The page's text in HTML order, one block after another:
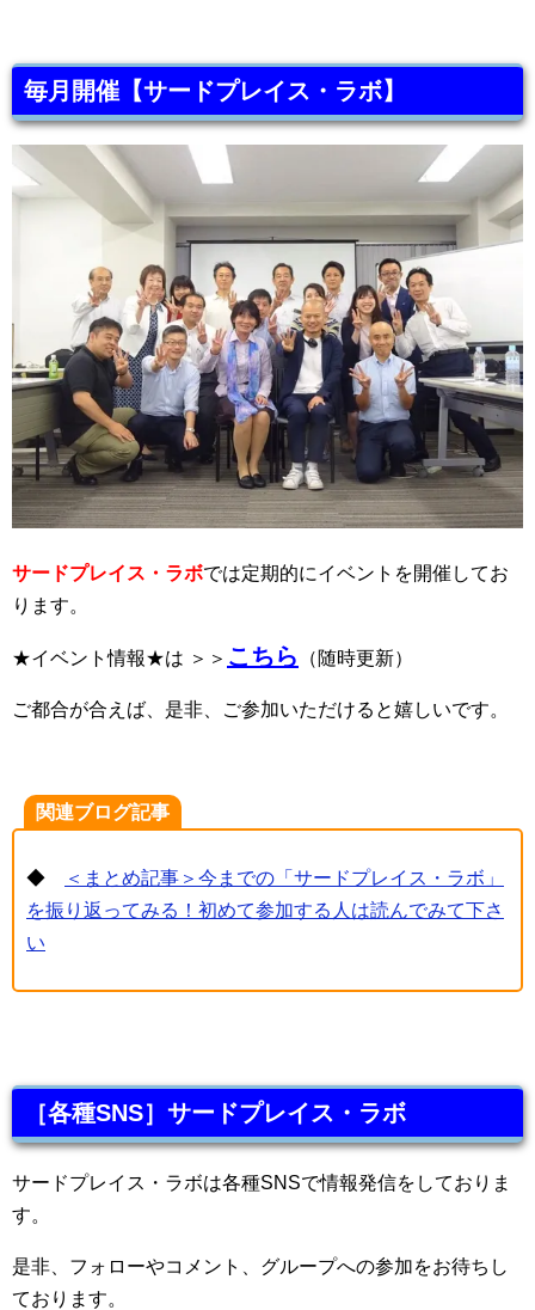
毎月開催【サードプレイス・ラボ】
サードプレイス・ラボでは定期的にイベントを開催してお
ります。
★イベント情報★は ＞＞ こちら （随時更新）
ご都合が合えば、是非、ご参加いただけると嬉しいです。
関連ブログ記事
◆
＜まとめ記事＞今までの「サードプレイス・ラボ」
を振り返ってみる！初めて参加する人は読んでみて下さ
い
［各種SNS］サードプレイス・ラボ
サードプレイス・ラボは各種SNSで情報発信をしておりま
す。
是非、フォローやコメント、グループへの参加をお待ちし
ております。